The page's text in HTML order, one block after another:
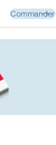
Commander